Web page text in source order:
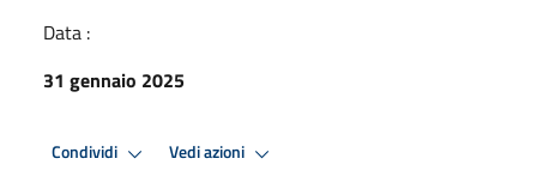
Data :
31 gennaio 2025
Condividi Vedi azioni